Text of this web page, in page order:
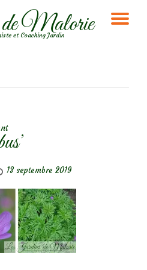
Malorie
et Coaching Jardin
13 septembre 2019